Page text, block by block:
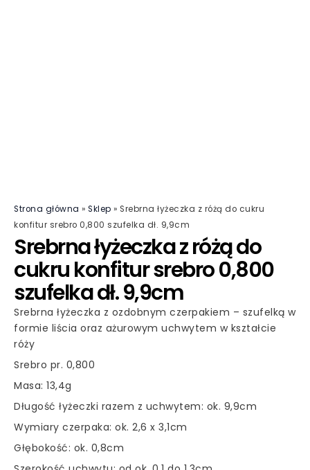
Strona główna » Sklep » Srebrna łyżeczka z różą do cukru
konfitur srebro 0,800 szufelka dł. 9,9cm
Srebrna łyżeczka z różą do
cukru konfitur srebro 0,800
szufelka dł. 9,9cm
Srebrna łyżeczka z ozdobnym czerpakiem – szufelką w
formie liścia oraz ażurowym uchwytem w kształcie
róży
Srebro pr. 0,800
Masa: 13,4g
Długość łyżeczki razem z uchwytem: ok. 9,9cm
Wymiary czerpaka: ok. 2,6 x 3,1cm
Głębokość: ok. 0,8cm